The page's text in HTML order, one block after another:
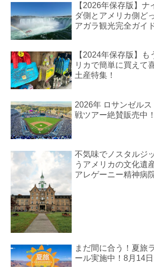
【2026年保存版】
ダ側とアメリカ側ど
アガラ観光完全ガイ
【2024年保存版】も
リカで簡単に買えて
土産特集！
2026年 ロサンゼル
戦ツアー絶賛販売中！
不気味でノスタルジ
うアメリカの文化遺
アレゲーニー精神病
まだ間に合う！夏旅
ール実施中！8月14